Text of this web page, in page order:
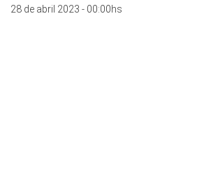
28 de abril 2023 - 00:00hs